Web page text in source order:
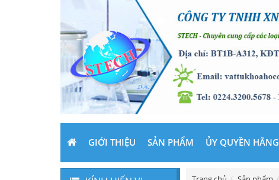
GIỚI THIỆU SẢN PHẨM ỦY QUYỀN HÃNG